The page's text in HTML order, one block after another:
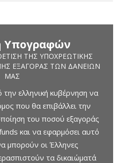
Υπογραφών
ΤΗΣ ΥΠΟΧΡΕΩΤΙΚΉΣ
ΕΞΑΓΟΡΆΣ ΤΩΝ ΔΑΝΕΊΩΝ
ΜΑΣ
την ελληνική κυβέρνηση να
που θα επιβάλλει την
του ποσού εξαγοράς
και να εφαρμόσει αυτό
μπορούν οι Έλληνες
τα δικαιώματά